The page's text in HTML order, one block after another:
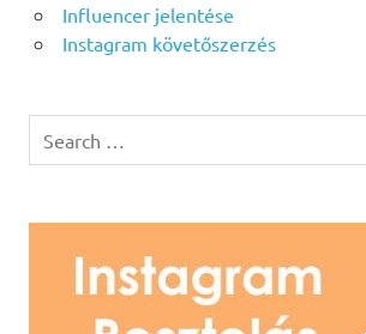
Influencer jelentése
Instagram követőszerzés